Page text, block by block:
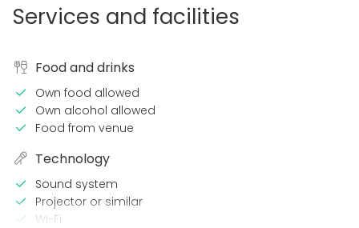
Services and facilities
Food and drinks
Own food allowed
Own alcohol allowed
Food from venue
Technology
Sound system
Projector or similar
Wi-Fi